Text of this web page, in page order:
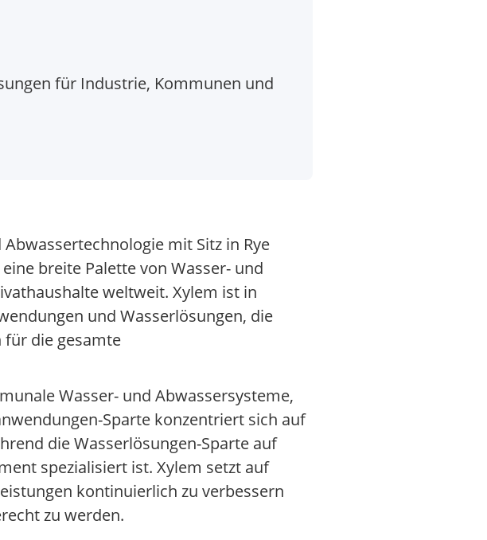
für Industrie, Kommunen und
mit Sitz in Rye
breite Palette von Wasser- und
weltweit. Xylem ist in
und Wasserlösungen, die
die gesamte
Wasser- und Abwassersysteme,
Sparte konzentriert sich auf
die Wasserlösungen-Sparte auf
spezialisiert ist. Xylem setzt auf
kontinuierlich zu verbessern
zu werden.